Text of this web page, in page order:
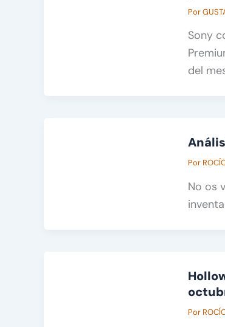
Por
Sony
del
Por
No os
Por